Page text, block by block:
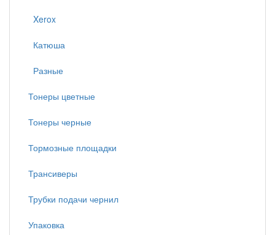
Xerox
Катюша
Разные
Тонеры цветные
Тонеры черные
Тормозные площадки
Трансиверы
Трубки подачи чернил
Упаковка